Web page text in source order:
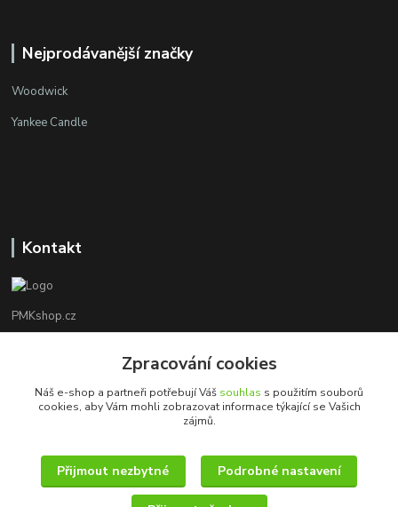
Nejprodávanější značky
Woodwick
Yankee Candle
Kontakt
PMKshop.cz
+420 728 830 042
info@pmkshop.cz
Zpracování cookies
Náš e-shop a partneři potřebují Váš souhlas s použitím souborů
cookies, aby Vám mohli zobrazovat informace týkající se Vašich
zájmů.
Přijmout nezbytné Podrobné nastavení